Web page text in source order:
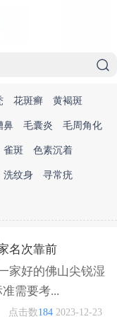
花斑癣 黄褐斑
鼻 毛囊炎 毛周角化
雀斑 色素沉着
洗纹身 寻常疣
名次靠前
家好的佛山尖锐湿
需要考...
点击数184 2023-12-23